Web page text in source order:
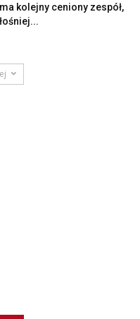
kolejny ceniony zespół,